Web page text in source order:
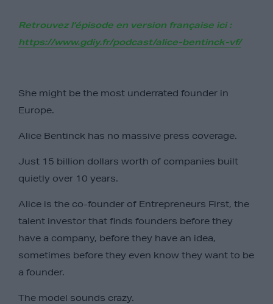
Retrouvez l’épisode en version française ici :
https://www.gdiy.fr/podcast/alice-bentinck-vf/
She might be the most underrated founder in
Europe.
Alice Bentinck has no massive press coverage.
Just 15 billion dollars worth of companies built
quietly over 10 years.
Alice is the co-founder of Entrepreneurs First, the
talent investor that finds founders before they
have a company, before they have an idea,
sometimes before they even know they want to be
a founder.
The model sounds crazy.